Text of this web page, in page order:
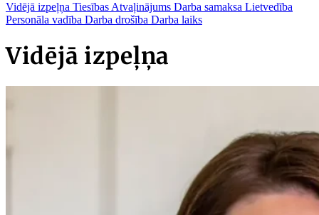
Vidējā izpeļņa Tiesības Atvaļinājums Darba samaksa Lietvedība
Personāla vadība Darba drošība Darba laiks
Vidējā izpeļņa